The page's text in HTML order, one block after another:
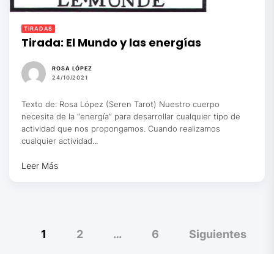
TIRADAS
Tirada: El Mundo y las energías
ROSA LÓPEZ
24/10/2021
Texto de: Rosa López (Seren Tarot) Nuestro cuerpo
necesita de la “energía” para desarrollar cualquier tipo de
actividad que nos propongamos. Cuando realizamos
cualquier actividad...
Leer Más
Paginación
1 2 … 6 Siguientes